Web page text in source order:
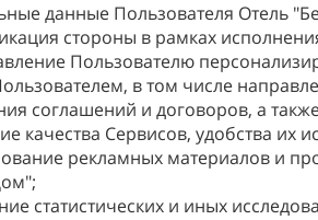
данные Пользователя Отель
стороны в рамках
Пользователю
в том числе
соглашений и договоров, а
качества Сервисов, удобства их
рекламных материалов и
статистических и иных